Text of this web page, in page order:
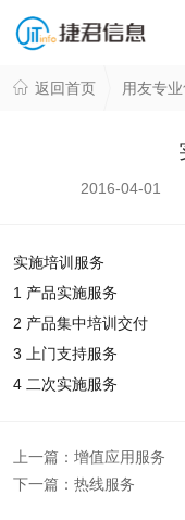
返回首页 用友专
2016-04-01
实施培训服务
1 产品实施服务
2 产品集中培训交付
3 上门支持服务
4 二次实施服务
上一篇： 增值应用服务
下一篇： 热线服务